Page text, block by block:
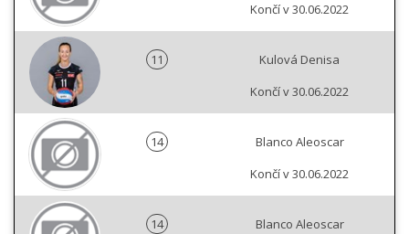
Končí v 30.06.2022
11
Kulová Denisa
Končí v 30.06.2022
14
Blanco Aleoscar
Končí v 30.06.2022
14
Blanco Aleoscar